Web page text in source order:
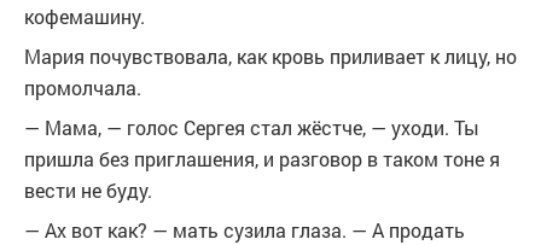
кофемашину.
Мария почувствовала, как кровь приливает к лицу, но
промолчала.
— Мама, — голос Сергея стал жёстче, — уходи. Ты
пришла без приглашения, и разговор в таком тоне я
вести не буду.
— Ах вот как? — мать сузила глаза. — А продать